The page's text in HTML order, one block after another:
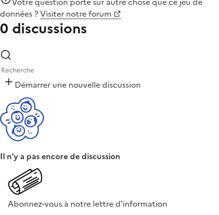
données ?Visiter notre forum
0 discussions
Démarrer une nouvelle discussion
Il n'y a pas encore de discussion
Abonnez-vous à notre lettre d'information